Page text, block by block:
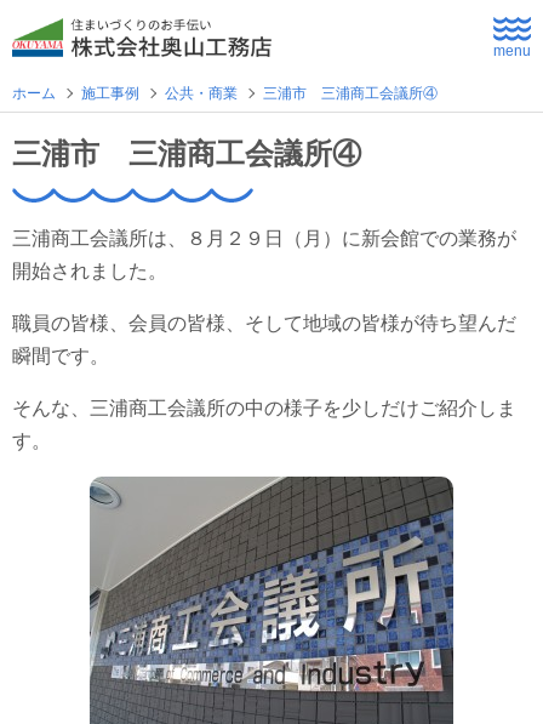
menu
ホーム
よくあるご質問
採用情報
住まいづくり
リフォーム
施工事例
ホーム 施工事例 公共・商業 三浦市 三浦商工会議所④
三浦市 三浦商工会議所④
三浦商工会議所は、８月２９日（月）に新会館での業務が
開始されました。
職員の皆様、会員の皆様、そして地域の皆様が待ち望んだ
瞬間です。
そんな、三浦商工会議所の中の様子を少しだけご紹介しま
す。